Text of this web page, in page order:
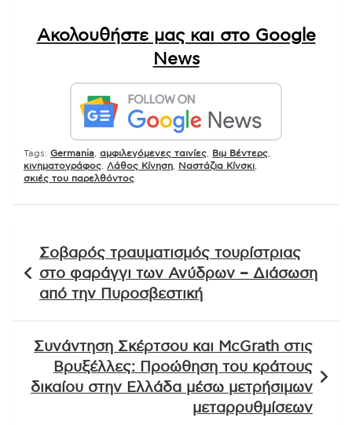
Ακολουθήστε μας και στο Google
News
Tags: Germania αμφιλεγόμενες ταινίες Βιμ Βέντερς
κινηματογράφος
Λάθος Κίνηση Ναστάζια Κίνσκι
σκιές του παρελθόντος
άρθρων
Σοβαρός τραυματισμός τουρίστριας
στο φαράγγι των Ανύδρων – Διάσωση
από την Πυροσβεστική
Συνάντηση Σκέρτσου και McGrath στις
Βρυξέλλες: Προώθηση του κράτους
δικαίου στην Ελλάδα μέσω μετρήσιμων
μεταρρυθμίσεων